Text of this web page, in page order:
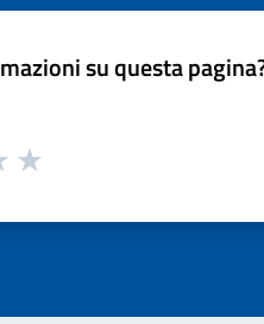
su questa